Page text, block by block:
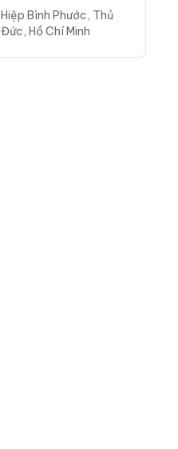
Hiệp Bình Phước, Thủ
Đức, Hồ Chí Minh